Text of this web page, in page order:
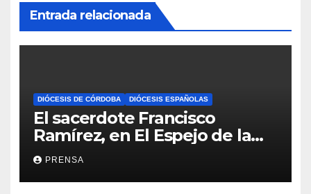
Entrada relacionada
DIÓCESIS DE CÓRDOBA DIÓCESIS ESPAÑOLAS
El sacerdote Francisco
Ramírez, en El Espejo de la
Iglesia
PRENSA